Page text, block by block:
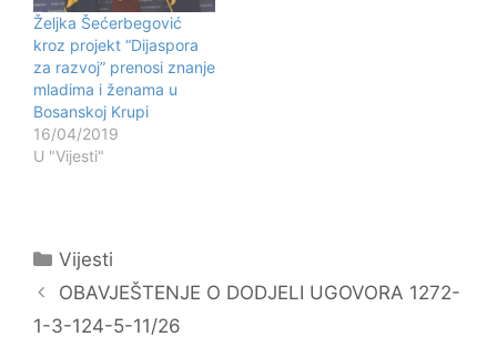
knjižice, prestale da
važe zaključno sa
30.06.2016. godine. U
skladu sa uputama…
Željka Šećerbegović
kroz projekt “Dijaspora
za razvoj” prenosi znanje
mladima i ženama u
Bosanskoj Krupi
16/04/2019
U "Vijesti"
Kategorije
Vijesti
Navigacija
objava
OBAVJEŠTENJE O DODJELI UGOVORA 1272-
1-3-124-5-11/26